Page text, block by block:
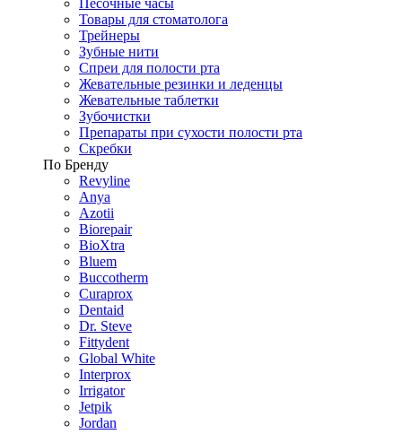
Песочные часы
Товары для стоматолога
Трейнеры
Зубные нити
Спреи для полости рта
Жевательные резинки и леденцы
Жевательные таблетки
Зубочистки
Препараты при сухости полости рта
Скребки
По Бренду
Revyline
Anya
Azotii
Biorepair
BioXtra
Bluem
Buccotherm
Curaprox
Dentaid
Dr. Steve
Fittydent
Global White
Interprox
Irrigator
Jetpik
Jordan